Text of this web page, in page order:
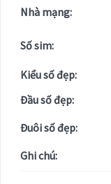
Nhà mạng:
Số sim:
Kiểu số đẹp:
Đầu số đẹp:
Đuôi số đẹp:
Ghi chú: